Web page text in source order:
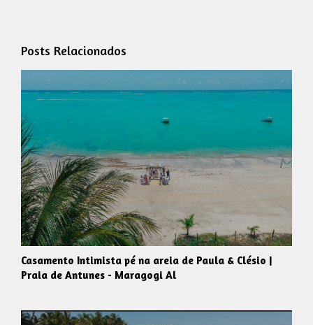
Posts Relacionados
Casamento Intimista pé na areia de Paula & Clésio |
Praia de Antunes - Maragogi Al